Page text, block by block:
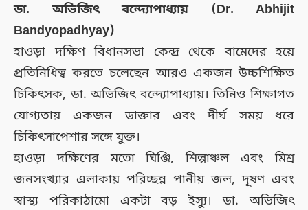
ডা. অভিজিৎ বন্দ্যোপাধ্যায় (Dr. Abhijit
Bandyopadhyay)
হাওড়া দক্ষিণ বিধানসভা কেন্দ্র থেকে বামেদের হয়ে
প্রতিনিধিত্ব করতে চলেছেন আরও একজন উচ্চশিক্ষিত
চিকিৎসক, ডা. অভিজিৎ বন্দ্যোপাধ্যায়। তিনিও শিক্ষাগত
যোগ্যতায় একজন ডাক্তার এবং দীর্ঘ সময় ধরে
চিকিৎসাপেশার সঙ্গে যুক্ত।
হাওড়া দক্ষিণের মতো ঘিঞ্জি, শিল্পাঞ্চল এবং মিশ্র
জনসংখ্যার এলাকায় পরিচ্ছন্ন পানীয় জল, দূষণ এবং
স্বাস্থ্য পরিকাঠামো একটা বড় ইস্যু। ডা. অভিজিৎ